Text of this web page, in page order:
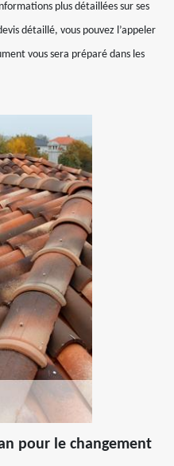
plus détaillées sur ses
détaillé, vous pouvez l’appeler
vous sera préparé dans les
pour le changement